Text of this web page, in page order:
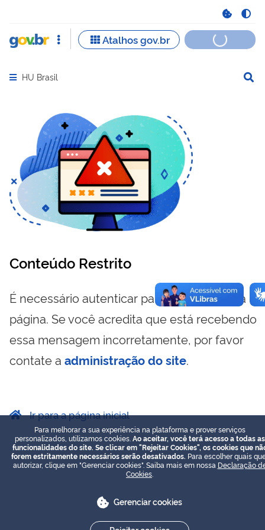
Abrir menu principal de navegação
HU Brasil
Conteúdo Restrito
É necessário autenticar para visualizar essa
página. Se você acredita que está recebendo
essa mensagem incorretamente, por favor
contate a administração do site.
Ir para a página inicial
Para melhorar a sua experiência na plataforma e prover serviços
personalizados, utilizamos cookies. Ao aceitar, você terá acesso a todas as
funcionalidades do site. Se clicar em "Rejeitar Cookies", os cookies que
forem estritamente necessários serão desativados. Para escolher quais
autorizar, clique em "Gerenciar cookies". Saiba mais em nossa Declaração
Cookies
Gerenciar cookies